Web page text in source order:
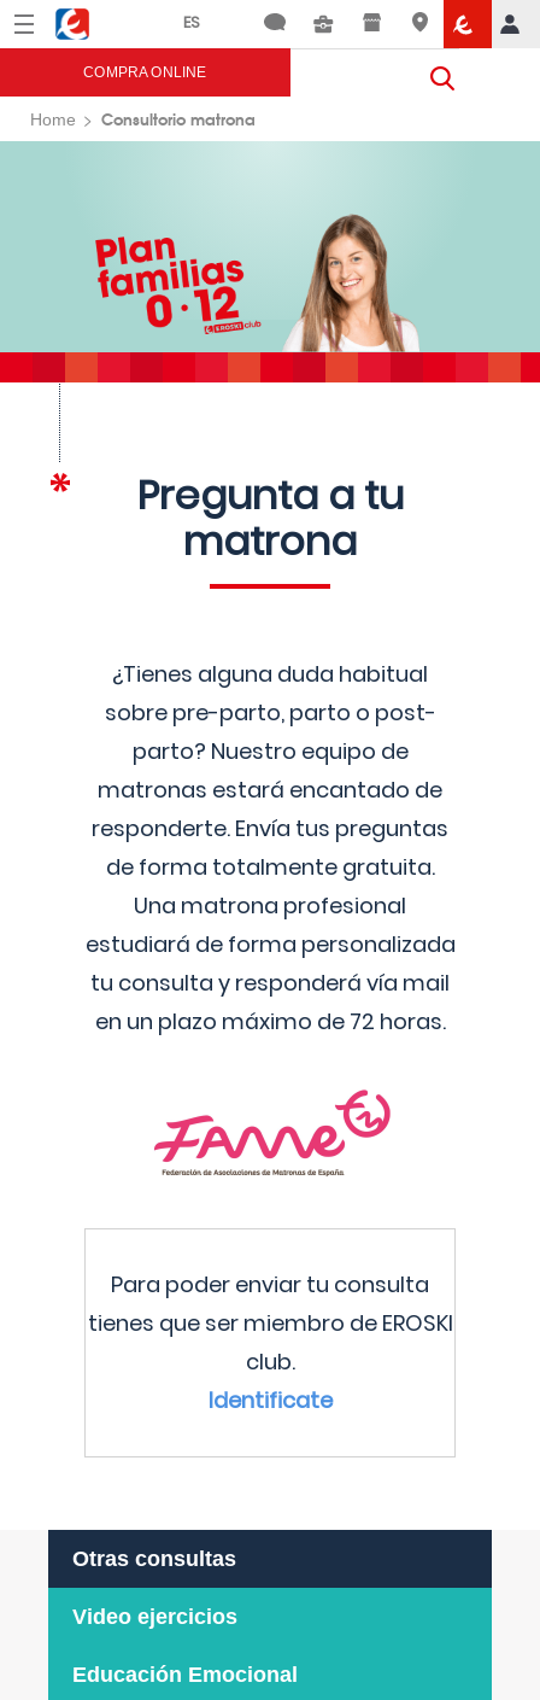
Menú Eroski
COMPRA ONLINE
Home Consultorio matrona
Pregunta a tu
matrona
¿Tienes alguna duda habitual
sobre pre-parto, parto o post-
parto? Nuestro equipo de
matronas estará encantado de
responderte. Envía tus preguntas
de forma totalmente gratuita.
Una matrona profesional
estudiará de forma personalizada
tu consulta y responderá vía mail
en un plazo máximo de 72 horas.
Para poder enviar tu consulta
tienes que ser miembro de EROSKI
club.
Identificate
Otras consultas
Video ejercicios
Educación Emocional